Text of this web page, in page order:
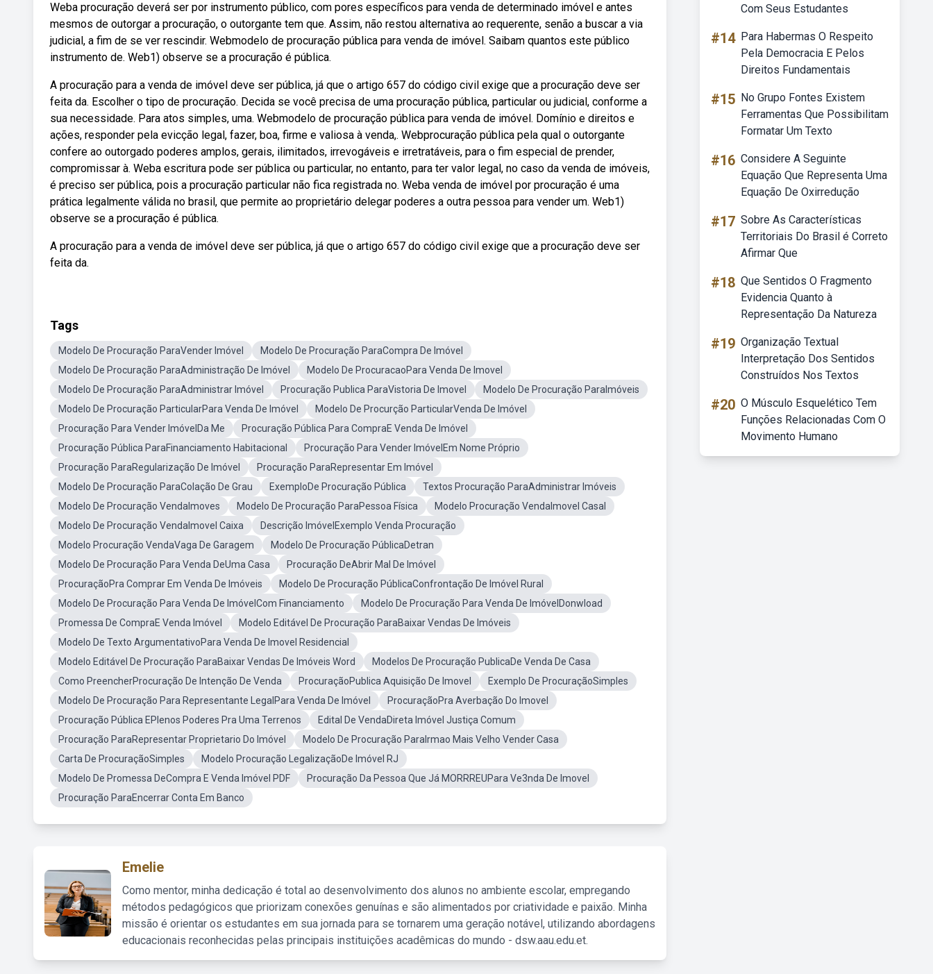
Weba procuração deverá ser por instrumento público, com pores específicos para venda de determinado imóvel e antes
mesmos de outorgar a procuração, o outorgante tem que. Assim, não restou alternativa ao requerente, senão a buscar a via
judicial, a fim de se ver rescindir. Webmodelo de procuração pública para venda de imóvel. Saibam quantos este público
instrumento de. Web1) observe se a procuração é pública.
A procuração para a venda de imóvel deve ser pública, já que o artigo 657 do código civil exige que a procuração deve ser
feita da. Escolher o tipo de procuração. Decida se você precisa de uma procuração pública, particular ou judicial, conforme a
sua necessidade. Para atos simples, uma. Webmodelo de procuração pública para venda de imóvel. Domínio e direitos e
ações, responder pela evicção legal, fazer, boa, firme e valiosa à venda,. Webprocuração pública pela qual o outorgante
confere ao outorgado poderes amplos, gerais, ilimitados, irrevogáveis e irretratáveis, para o fim especial de prender,
compromissar à. Weba escritura pode ser pública ou particular, no entanto, para ter valor legal, no caso da venda de imóveis,
é preciso ser pública, pois a procuração particular não fica registrada no. Weba venda de imóvel por procuração é uma
prática legalmente válida no brasil, que permite ao proprietário delegar poderes a outra pessoa para vender um. Web1)
observe se a procuração é pública.
A procuração para a venda de imóvel deve ser pública, já que o artigo 657 do código civil exige que a procuração deve ser
feita da.
Tags
Modelo De Procuração ParaVender Imóvel
Modelo De Procuração ParaCompra De Imóvel
Modelo De Procuração ParaAdministração De Imóvel
Modelo De ProcuracaoPara Venda De Imovel
Modelo De Procuração ParaAdministrar Imóvel
Procuração Publica ParaVistoria De Imovel
Modelo De Procuração ParaImóveis
Modelo De Procuração ParticularPara Venda De Imóvel
Modelo De Procurção ParticularVenda De Imóvel
Procuração Para Vender ImóvelDa Me
Procuração Pública Para CompraE Venda De Imóvel
Procuração Pública ParaFinanciamento Habitacional
Procuração Para Vender ImóvelEm Nome Próprio
Procuração ParaRegularização De Imóvel
Procuração ParaRepresentar Em Imóvel
Modelo De Procuração ParaColação De Grau
ExemploDe Procuração Pública
Textos Procuração ParaAdministrar Imóveis
Modelo De Procuração VendaImoves
Modelo De Procuração ParaPessoa Física
Modelo Procuração VendaImovel Casal
Modelo De Procuração VendaImovel Caixa
Descrição ImóvelExemplo Venda Procuração
Modelo Procuração VendaVaga De Garagem
Modelo De Procuração PúblicaDetran
Modelo De Procuração Para Venda DeUma Casa
Procuração DeAbrir Mal De Imóvel
ProcuraçãoPra Comprar Em Venda De Imóveis
Modelo De Procuração PúblicaConfrontação De Imóvel Rural
Modelo De Procuração Para Venda De ImóvelCom Financiamento
Modelo De Procuração Para Venda De ImóvelDonwload
Promessa De CompraE Venda Imóvel
Modelo Editável De Procuração ParaBaixar Vendas De Imóveis
Modelo De Texto ArgumentativoPara Venda De Imovel Residencial
Modelo Editável De Procuração ParaBaixar Vendas De Imóveis Word
Modelos De Procuração PublicaDe Venda De Casa
Como PreencherProcuração De Intenção De Venda
ProcuraçãoPublica Aquisição De Imovel
Exemplo De ProcuraçãoSimples
Modelo De Procuração Para Representante LegalPara Venda De Imóvel
ProcuraçãoPra Averbação Do Imovel
Procuração Pública EPlenos Poderes Pra Uma Terrenos
Edital De VendaDireta Imóvel Justiça Comum
Procuração ParaRepresentar Proprietario Do Imóvel
Modelo De Procuração ParaIrmao Mais Velho Vender Casa
Carta De ProcuraçãoSimples
Modelo Procuração LegalizaçãoDe Imóvel RJ
Modelo De Promessa DeCompra E Venda Imóvel PDF
Procuração Da Pessoa Que Já MORRREUPara Ve3nda De Imovel
Procuração ParaEncerrar Conta Em Banco
Emelie
Como mentor, minha dedicação é total ao desenvolvimento dos alunos no ambiente escolar, empregando
métodos pedagógicos que priorizam conexões genuínas e são alimentados por criatividade e paixão. Minha
missão é orientar os estudantes em sua jornada para se tornarem uma geração notável, utilizando abordagens
educacionais reconhecidas pelas principais instituições acadêmicas do mundo - dsw.aau.edu.et.
Com Seus Estudantes
#14 Para Habermas O Respeito
Pela Democracia E Pelos
Direitos Fundamentais
#15 No Grupo Fontes Existem
Ferramentas Que Possibilitam
Formatar Um Texto
#16 Considere A Seguinte
Equação Que Representa Uma
Equação De Oxirredução
#17 Sobre As Características
Territoriais Do Brasil é Correto
Afirmar Que
#18 Que Sentidos O Fragmento
Evidencia Quanto à
Representação Da Natureza
#19 Organização Textual
Interpretação Dos Sentidos
Construídos Nos Textos
#20 O Músculo Esquelético Tem
Funções Relacionadas Com O
Movimento Humano